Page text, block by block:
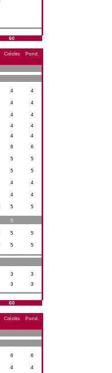
60
Crédits
Pond.
4 4
4 4
4 4
4 4
4 4
6 6
5 5
5 5
4 4
4 4
5 5
5
5 5
5 5
3 3
3 3
60
Crédits
Pond.
6 6
4 4